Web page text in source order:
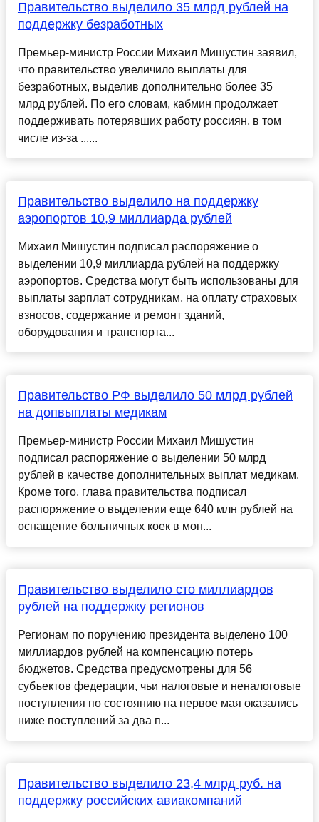
Правительство выделило 35 млрд рублей на
поддержку безработных
Премьер-министр России Михаил Мишустин заявил,
что правительство увеличило выплаты для
безработных, выделив дополнительно более 35
млрд рублей. По его словам, кабмин продолжает
поддерживать потерявших работу россиян, в том
числе из-за ......
Правительство выделило на поддержку
аэропортов 10,9 миллиарда рублей
Михаил Мишустин подписал распоряжение о
выделении 10,9 миллиарда рублей на поддержку
аэропортов. Средства могут быть использованы для
выплаты зарплат сотрудникам, на оплату страховых
взносов, содержание и ремонт зданий,
оборудования и транспорта...
Правительство РФ выделило 50 млрд рублей
на допвыплаты медикам
Премьер-министр России Михаил Мишустин
подписал распоряжение о выделении 50 млрд
рублей в качестве дополнительных выплат медикам.
Кроме того, глава правительства подписал
распоряжение о выделении еще 640 млн рублей на
оснащение больничных коек в мон...
Правительство выделило сто миллиардов
рублей на поддержку регионов
Регионам по поручению президента выделено 100
миллиардов рублей на компенсацию потерь
бюджетов. Средства предусмотрены для 56
субъектов федерации, чьи налоговые и неналоговые
поступления по состоянию на первое мая оказались
ниже поступлений за два п...
Правительство выделило 23,4 млрд руб. на
поддержку российских авиакомпаний